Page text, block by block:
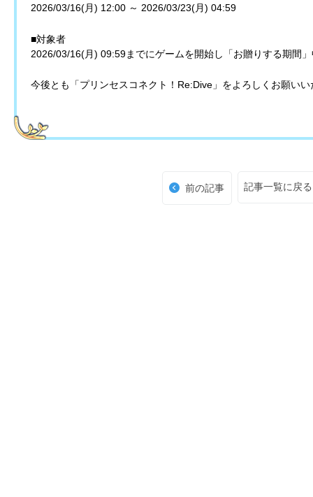
2026/03/16(月) 12:00 ～ 2026/03/23(月) 04:59
■対象者
2026/03/16(月) 09:59までにゲームを開始し「お贈りする期間
今後とも「プリンセスコネクト！Re:Dive」をよろしくお願いい
前の記事 記事一覧に戻る